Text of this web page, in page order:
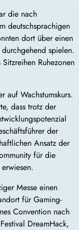
die nach
deutschsprachigen
dort über einen
spielen.
Ruhezonen
auf Wachstumskurs.
dass trotz der
der
Ansatz der
für die
Messe einen
für Gaming-
Convention nach
DreamHack,